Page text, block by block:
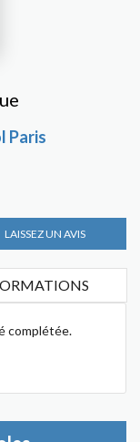
Paris
LAISSEZ UN AVIS
complétée.